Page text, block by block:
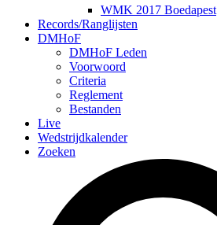
WMK 2017 Boedapest
Records/Ranglijsten
DMHoF
DMHoF Leden
Voorwoord
Criteria
Reglement
Bestanden
Live
Wedstrijdkalender
Zoeken